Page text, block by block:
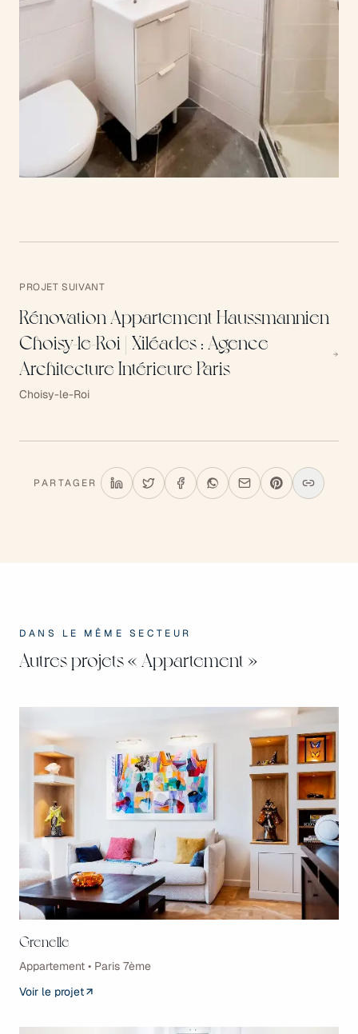
PROJET SUIVANT
Rénovation Appartement Haussmannien
Choisy-le-Roi | Xiléades : Agence
Architecture Intérieure Paris
Choisy-le-Roi
PARTAGER
DANS LE MÊME SECTEUR
Autres projets « Appartement »
Grenelle
Appartement • Paris 7ème
Voir le projet